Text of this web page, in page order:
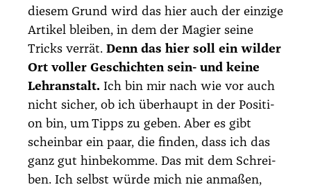
die­sem Grund wird das hier auch der ein­zi­ge
Arti­kel blei­ben, in dem der Magi­er sei­ne
Tricks ver­rät. Denn das hier soll ein wil­der
Ort vol­ler Geschich­ten sein- und kei­ne
Lehr­an­stalt. Ich bin mir nach wie vor auch
nicht sicher, ob ich über­haupt in der Posi­ti­
on bin, um Tipps zu geben. Aber es gibt
schein­bar ein paar, die fin­den, dass ich das
ganz gut hin­be­kom­me. Das mit dem Schrei­
ben. Ich selbst wür­de mich nie anma­ßen,